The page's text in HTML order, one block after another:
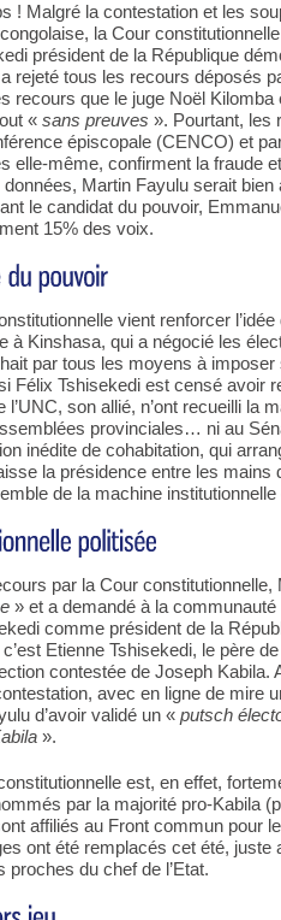
! Malgré la contestation et les
congolaise, la Cour
président de la République
rejeté tous les recours déposés
recours que le juge Noël Kilomba
« sans preuves ». Pourtant, les
épiscopale (CENCO) et
elle-même, confirment la fraude
Martin Fayulu serait
le candidat du pouvoir,
15% des voix.
vient renforcer l’idée
à Kinshasa, qui a négocié les
par tous les moyens à imposer
Félix Tshisekedi est censé avoir
son allié, n’ont recueilli la
provinciales… ni au
inédite de cohabitation, qui
la présidence entre les mains
de la machine institutionnelle
par la Cour constitutionnelle,
» et a demandé à la
comme président de la
c’est Etienne Tshisekedi, le père
contestée de Joseph Kabila.
avec en ligne de mire
d’avoir validé un « putsch
».
est, en effet,
par la majorité pro-Kabila
affiliés au Front commun pour
ont été remplacés cet été, juste
du chef de l’Etat.